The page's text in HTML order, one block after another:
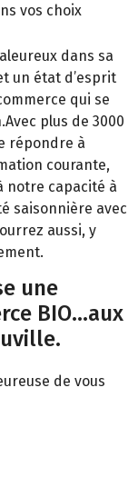
vos choix
dans sa
un état d’esprit
qui se
plus de 3000
répondre à
courante,
notre capacité à
saisonnière avec
aussi, y
une
BIO...aux
de vous